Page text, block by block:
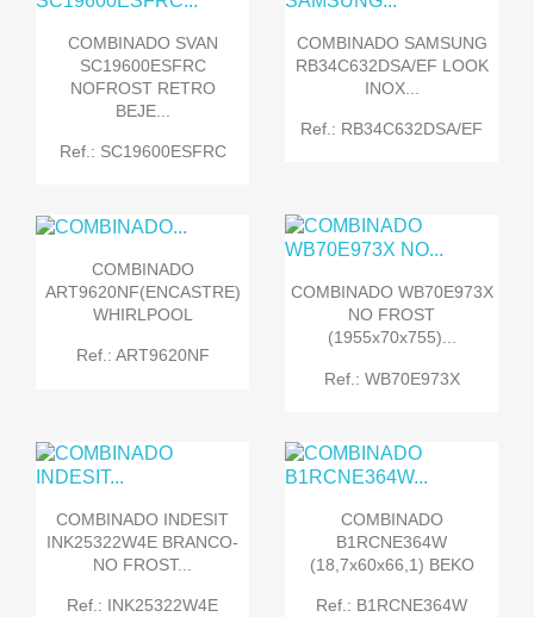
COMBINADO SVAN
SC19600ESFRC
NOFROST RETRO
BEJE...
Ref.: SC19600ESFRC
COMBINADO SAMSUNG
RB34C632DSA/EF LOOK
INOX...
Ref.: RB34C632DSA/EF
COMBINADO
ART9620NF(ENCASTRE)
WHIRLPOOL
Ref.: ART9620NF
COMBINADO WB70E973X
NO FROST
(1955x70x755)...
Ref.: WB70E973X
COMBINADO INDESIT
INK25322W4E BRANCO-
NO FROST...
Ref.: INK25322W4E
COMBINADO
B1RCNE364W
(18,7x60x66,1) BEKO
Ref.: B1RCNE364W